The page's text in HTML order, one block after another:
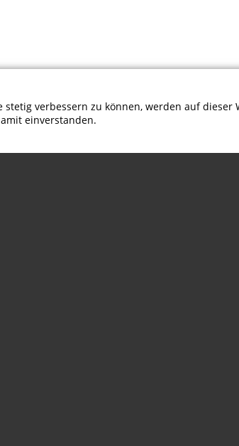
verbessern zu können, werden auf dieser
einverstanden.